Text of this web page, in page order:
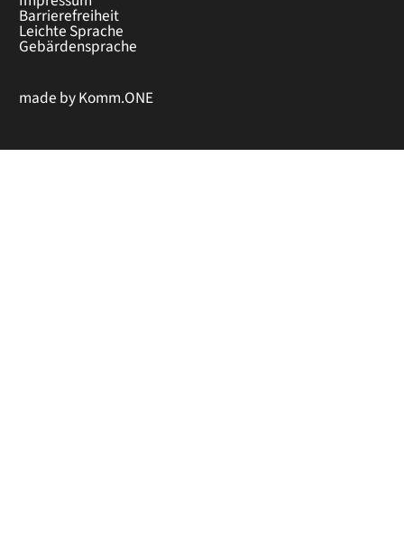
Barrierefreiheit
Leichte Sprache
Gebärdensprache
made byKomm.ONE